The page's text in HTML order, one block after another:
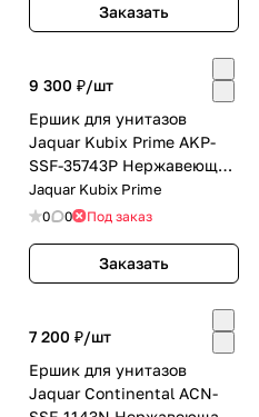
Заказать
9 300 ₽/шт
Ершик для унитазов
Jaquar Kubix Prime AKP-
SSF-35743P Нержавеющая
сталь
Jaquar Kubix Prime
0 0 Под заказ
Заказать
7 200 ₽/шт
Ершик для унитазов
Jaquar Continental ACN-